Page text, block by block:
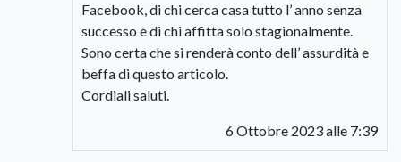
Facebook, di chi cerca casa tutto l’ anno senza
successo e di chi affitta solo stagionalmente.
Sono certa che si renderà conto dell’ assurdità e
beffa di questo articolo.
Cordiali saluti.
6 Ottobre 2023 alle 7:39